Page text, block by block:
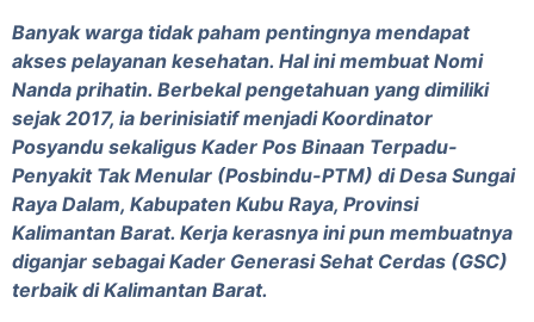
Banyak warga tidak paham pentingnya mendapat
akses pelayanan kesehatan. Hal ini membuat Nomi
Nanda prihatin. Berbekal pengetahuan yang dimiliki
sejak 2017, ia berinisiatif menjadi Koordinator
Posyandu sekaligus Kader Pos Binaan Terpadu-
Penyakit Tak Menular (Posbindu-PTM) di Desa Sungai
Raya Dalam, Kabupaten Kubu Raya, Provinsi
Kalimantan Barat. Kerja kerasnya ini pun membuatnya
diganjar sebagai Kader Generasi Sehat Cerdas (GSC)
terbaik di Kalimantan Barat.